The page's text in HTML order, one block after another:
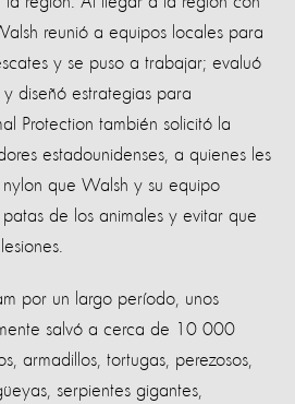
reunió a equipos locales para
y se puso a trabajar; evaluó
y diseñó estrategias para
Protection también solicitó la
estadounidenses, a quienes les
que Walsh y su equipo
de los animales y evitar que
por un largo período, unos
salvó a cerca de 10 000
armadillos, tortugas, perezosos,
serpientes gigantes,